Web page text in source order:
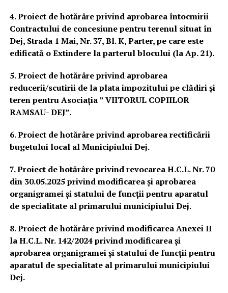
4. Proiect de hotărâre privind aprobarea întocmirii
Contractului de concesiune pentru terenul situat în
Dej, Strada 1 Mai, Nr. 37, Bl. K, Parter, pe care este
edificată o Extindere la parterul blocului (la Ap. 21).
5. Proiect de hotărâre privind aprobarea
reducerii/scutirii de la plata impozitului pe clădiri și
teren pentru Asociația ” VIITORUL COPIILOR
RAMSAU- DEJ”.
6. Proiect de hotărâre privind aprobarea rectificării
bugetului local al Municipiului Dej.
7. Proiect de hotărâre privind revocarea H.C.L. Nr. 70
din 30.05.2025 privind modificarea și aprobarea
organigramei și statului de funcții pentru aparatul
de specialitate al primarului municipiului Dej.
8. Proiect de hotărâre privind modificarea Anexei II
la H.C.L. Nr. 142/2024 privind modificarea și
aprobarea organigramei și statului de funcții pentru
aparatul de specialitate al primarului municipiului
Dej.